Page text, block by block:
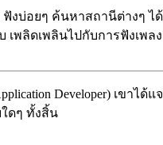
บ่อยๆ ค้นหาสถานีต่างๆ ได้
เพลิดเพลินไปกับการฟังเพ
Developer) เขาได้
ดๆ ทั้งสิ้น